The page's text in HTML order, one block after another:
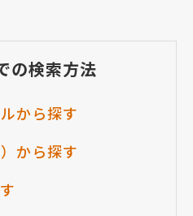
の検索方法
から探す
から探す